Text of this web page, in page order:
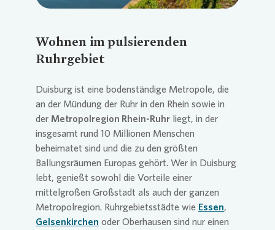
Wohnen im pulsierenden
Ruhrgebiet
Duisburg ist eine bodenständige Metropole, die
an der Mündung der Ruhr in den Rhein sowie in
der Metropolregion Rhein-Ruhr liegt, in der
insgesamt rund 10 Millionen Menschen
beheimatet sind und die zu den größten
Ballungsräumen Europas gehört. Wer in Duisburg
lebt, genießt sowohl die Vorteile einer
mittelgroßen Großstadt als auch der ganzen
Metropolregion. Ruhrgebietsstädte wie Essen,
Gelsenkirchen oder Oberhausen sind nur einen